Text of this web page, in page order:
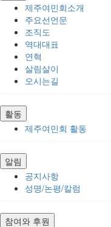
제주여민회소개
주요선언문
조직도
역대대표
연혁
살림살이
오시는길
활동
제주여민회 활동
알림
공지사항
성명/논평/칼럼
참여와 후원